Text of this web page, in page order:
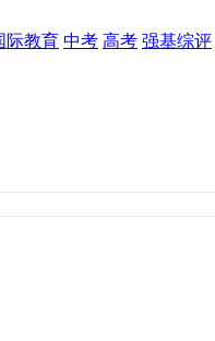
际教育 中考 高考 强基综评